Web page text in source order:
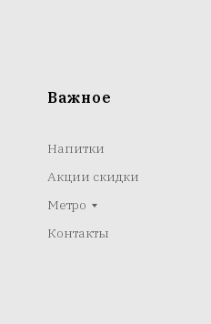
Важное
Напитки
Акции скидки
Метро
Контакты